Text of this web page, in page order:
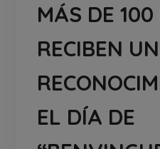
MÁS DE
RECIBEN UN
EL DÍA DE